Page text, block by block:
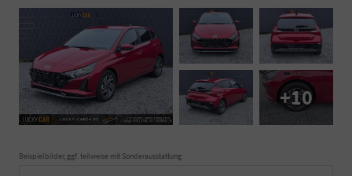
+10
Beispielbilder, ggf. teilweise mit Sonderausstattung